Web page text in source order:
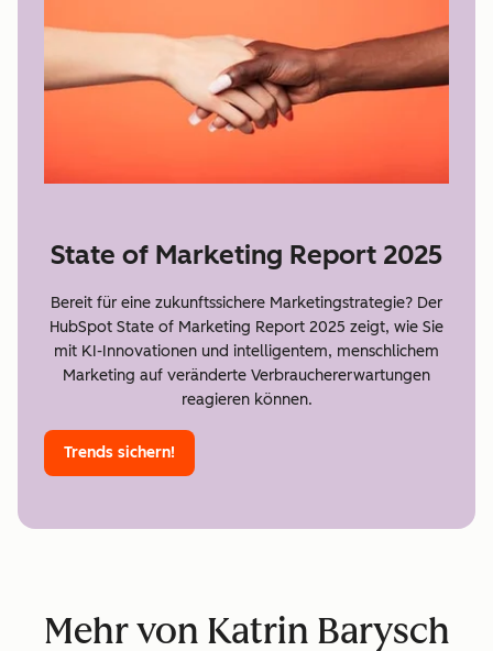
State of Marketing Report 2025
Bereit für eine zukunftssichere Marketingstrategie? Der
HubSpot State of Marketing Report 2025 zeigt, wie Sie
mit KI-Innovationen und intelligentem, menschlichem
Marketing auf veränderte Verbrauchererwartungen
reagieren können.
Trends sichern!
Mehr von Katrin Barysch